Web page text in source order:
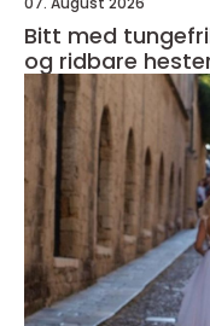
Bitt med
og ridbare